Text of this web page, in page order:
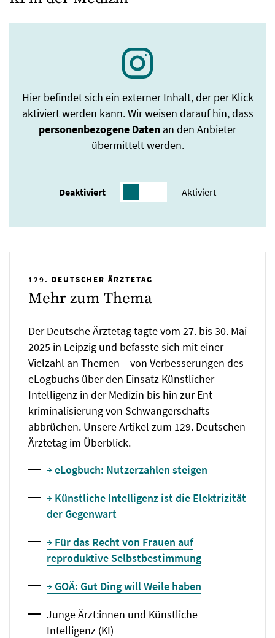
Hier befindet sich ein externer Inhalt, der per Klick
aktiviert werden kann. Wir weisen darauf hin, dass
personenbezogene Daten an den Anbieter
übermittelt werden.
Deaktiviert Aktiviert
129. DEUTSCHER ÄRZTETAG
Mehr zum Thema
Der Deutsche Ärztetag tagte vom 27. bis 30. Mai
2025 in Leipzig und befasste sich mit einer
Vielzahl an Themen – von Verbesserungen des
eLogbuchs über den Einsatz Künstlicher
Intelligenz in der Medizin bis hin zur Ent­
kriminalisierung von Schwanger­schafts­
abbrüchen. Unsere Artikel zum 129. Deutschen
Ärztetag im Überblick.
eLogbuch: Nutzerzahlen steigen
Künstliche Intelligenz ist die Elektrizität
der Gegenwart
Für das Recht von Frauen auf
reproduktive Selbstbestimmung
GOÄ: Gut Ding will Weile haben
Junge Ärzt:innen und Künstliche
Intelligenz (KI)